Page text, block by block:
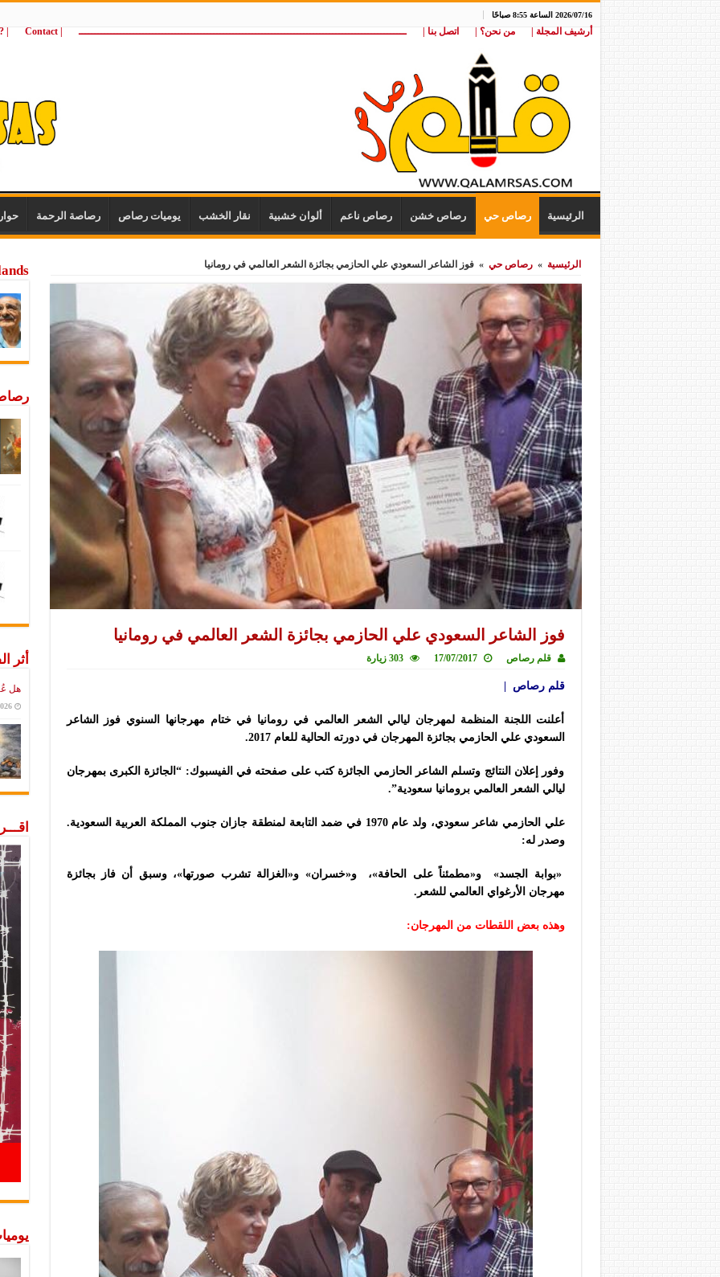
2026/07/16 الساعة 8:55 صباحًا
أرشيف المجلة | من نحن؟ | اتصل بنا | ــــــــــــــــــــــــــــــــــــــــــــــــــــــــــــــــــــــــــــــــــــــــــــــــــــــ | Contact
wij
الرئيسية رصاص حي رصاص خشن رصاص ناعم ألوان خشبية نقار الخشب يوميات رصاص رصاصة الرحمة
الرئيسية » رصاص حي » فوز الشاعر السعودي علي الحازمي بجائزة الشعر العالمي في رومانيا
فوز الشاعر السعودي علي الحازمي بجائزة الشعر العالمي في رومانيا
قلم رصاص 17/07/2017 303 زيارة
قلم رصاص |
أعلنت اللجنة المنظمة لمهرجان ليالي الشعر العالمي في رومانيا في ختام مهرجانها السنوي فوز الشاعر
السعودي علي الحازمي بجائزة المهرجان في دورته الحالية للعام 2017.
وفور إعلان النتائج وتسلم الشاعر الحازمي الجائزة كتب على صفحته في الفيسبوك: “الجائزة الكبرى بمهرجان
ليالي الشعر العالمي برومانيا سعودية”.
علي الحازمي شاعر سعودي، ولد عام 1970 في ضمد التابعة لمنطقة جازان جنوب المملكة العربية السعودية.
وصدر له:
«بوابة الجسد» و«مطمئناً على الحافة»، و«خسران» و«الغزالة تشرب صورتها»، وسبق أن فاز بجائزة
مهرجان الأرغواي العالمي للشعر.
وهذه بعض اللقطات من المهرجان:
أثر
هل